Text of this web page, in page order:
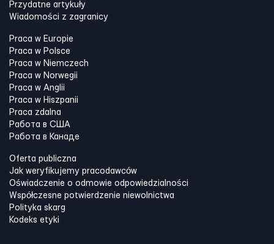
Przydatne artykuły
Wiadomości z zagranicy
Praca w Europie
Praca w Polsce
Praca w Niemczech
Praca w Norwegii
Praca w Anglii
Praca w Hiszpanii
Praca zdalna
Работа в США
Работа в Канадe
Oferta publiczna
Jak weryfikujemy pracodawców
Oświadczenie o odmowie odpowiedzialności
Współczesne potwierdzenie niewolnictwa
Polityka skarg
Kodeks etyki